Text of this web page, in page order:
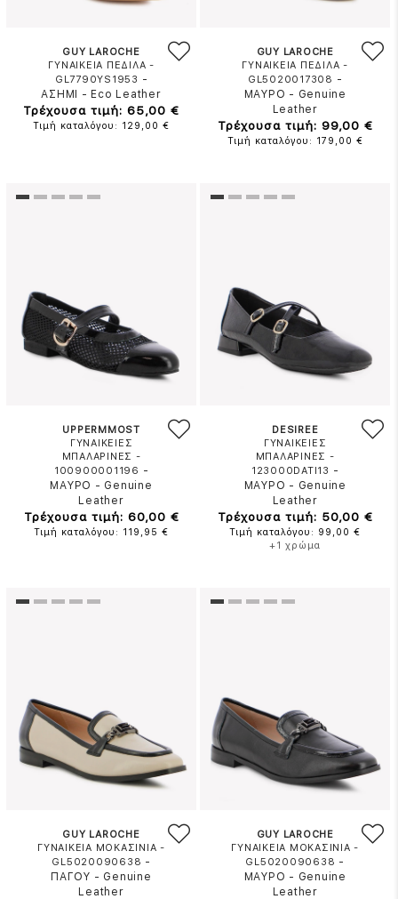
GUY LAROCHE
ΓΥΝΑΙΚΕΙΑ ΠΕΔΙΛΑ -
GL7790YS1953 -
ΑΣΗΜΙ
- Eco Leather
Τρέχουσα τιμή: 65,00 €
Τιμή καταλόγου: 129,00 €
GUY LAROCHE
ΓΥΝΑΙΚΕΙΑ ΠΕΔΙΛΑ -
GL5020017308 -
ΜΑΥΡΟ - Genuine
Leather
Τρέχουσα τιμή: 99,00 €
Τιμή καταλόγου: 179,00 €
UPPERMMOST
ΓΥΝΑΙΚΕΙΕΣ
ΜΠΑΛΑΡΙΝΕΣ -
100900001196 -
ΜΑΥΡΟ - Genuine
Leather
Τρέχουσα τιμή: 60,00 €
Τιμή καταλόγου: 119,95 €
DESIREE
ΓΥΝΑΙΚΕΙΕΣ
ΜΠΑΛΑΡΙΝΕΣ -
123000DATI13 -
ΜΑΥΡΟ - Genuine
Leather
Τρέχουσα τιμή: 50,00 €
Τιμή καταλόγου: 99,00 €
+1 χρώμα
GUY LAROCHE
ΓΥΝΑΙΚΕΙΑ ΜΟΚΑΣΙΝΙΑ -
GL5020090638 -
ΠΑΓΟΥ - Genuine
Leather
GUY LAROCHE
ΓΥΝΑΙΚΕΙΑ ΜΟΚΑΣΙΝΙΑ -
GL5020090638 -
ΜΑΥΡΟ - Genuine
Leather